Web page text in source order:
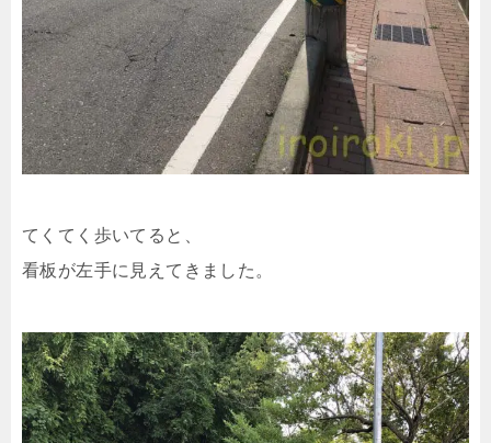
てくてく歩いてると、
看板が左手に見えてきました。